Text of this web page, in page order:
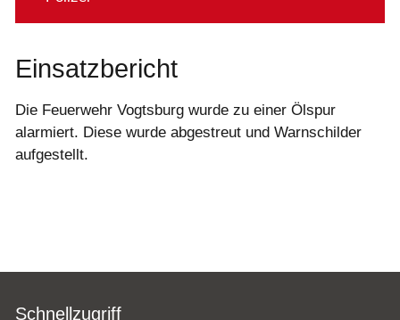
Einsatzbericht
Die Feuerwehr Vogtsburg wurde zu einer Ölspur
alarmiert. Diese wurde abgestreut und Warnschilder
aufgestellt.
Schnellzugriff